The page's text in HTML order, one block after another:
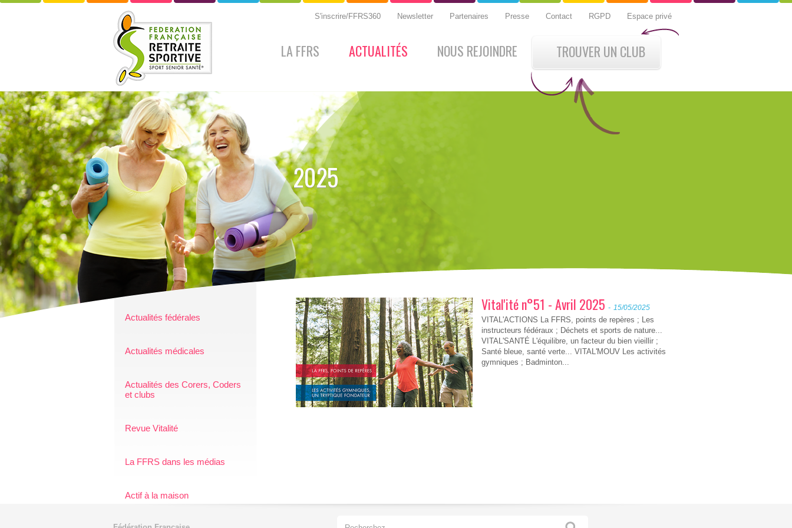
S'inscrire/FFRS360 Newsletter Partenaires Presse Contact RGPD Espace privé
LA FFRS ACTUALITÉS NOUS REJOINDRE TROUVER UN CLUB
Actualités fédérales
Actualités médicales
Actualités des Corers, Coders
et clubs
Revue Vitalité
La FFRS dans les médias
Actif à la maison
2025
Vital'ité n°51 - Avril 2025 - 15/05/2025
VITAL'ACTIONS La FFRS, points de repères ; Les
instructeurs fédéraux ; Déchets et sports de nature...
VITAL'SANTÉ L'équilibre, un facteur du bien vieillir ;
Santé bleue, santé verte... VITAL'MOUV Les activités
gymniques ; Badminton...